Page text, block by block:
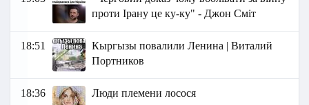
проти Ірану це ку-ку" - Джон Сміт
18:51
Кыргызы повалили Ленина | Виталий
Портников
18:36 Люди племени лосося